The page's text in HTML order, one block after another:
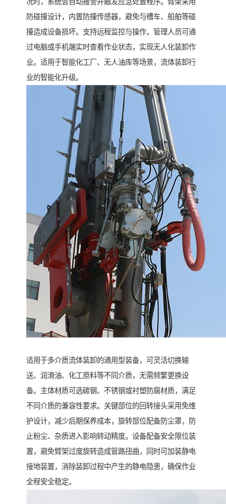
况时，系统会自动报警并触发应急处置程序。臂架采用
防碰撞设计，内置防撞传感器，避免与槽车、船舶等碰
撞造成设备损坏。支持远程监控与操作，管理人员可通
过电脑或手机端实时查看作业状态，实现无人化装卸作
业。适用于智能化工厂、无人油库等场景，流体装卸行
业的智能化升级。
适用于多介质流体装卸的通用型装备，可灵活切换输
送、润滑油、化工原料等不同介质，无需频繁更换设
备。主体材质可选碳钢、不锈钢或衬塑防腐材质，满足
不同介质的兼容性要求。关键部位的回转接头采用免维
护设计，减少后期保养成本，旋转部位配备防尘罩，防
止粉尘、杂质进入影响转动精度。设备配备安全限位装
置，避免臂架过度旋转造成管路扭曲，同时可加装静电
接地装置，消除装卸过程中产生的静电隐患，确保作业
全程安全稳定。